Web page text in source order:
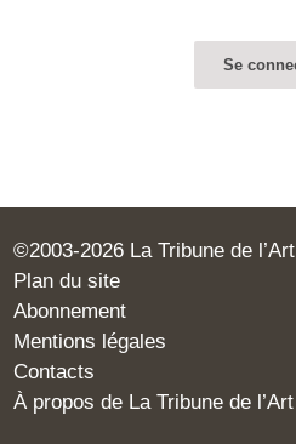
©2003-2026 La Tribune de l’Art
Plan du site
Abonnement
Mentions légales
Contacts
À propos de La Tribune de l’Art